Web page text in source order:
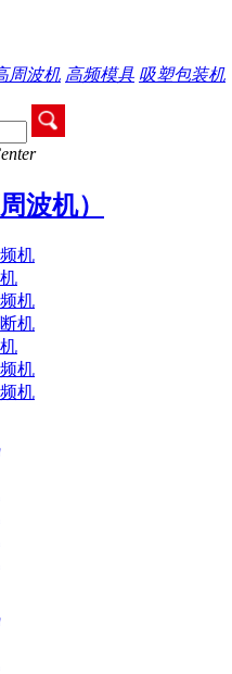
周波机 高频模具 吸塑包装机
波机）
机
机
机
机
机